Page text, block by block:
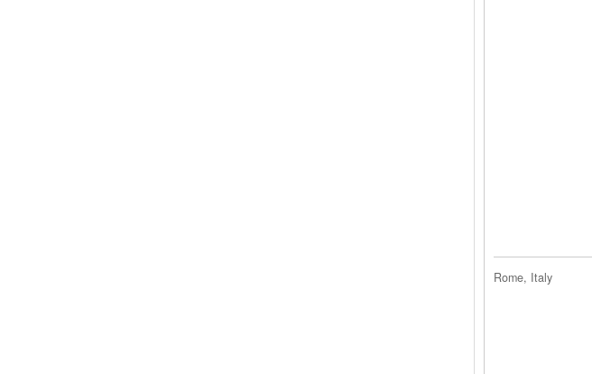
Rome, Italy